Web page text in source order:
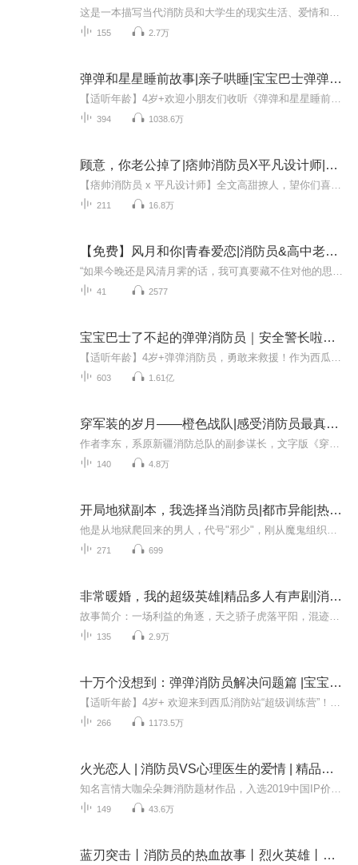
155 2.7万
弹弹和星星睡前故事|亲子哄睡|宝宝巴士弹弹消防员
394 1038.6万
顾意，你老公掉了|痞帅消防员X平凡设计师|甜宠撩文
211 16.8万
【免费】风月和你|青春爱恋|消防员&高中老师|AI多播
41 2577
宝宝巴士了不起的弹弹消防员｜安全警长啦咘啦哆新朋友
603 1.61亿
穿军装的岁月——橙色战队|感受消防员最真挚的战友情
140 4.8万
开局地狱副本，我选择当消防员|都市异能|热血爽文
271 699
非常暖婚，我的超级英雄|精品多人有声剧|消防员言情
135 2.9万
十万个没想到：弹弹消防员解决问题篇 |宝宝巴士故事
266 1173.5万
火光恋人 | 消防员VS心理医生的爱情 | 精品多人剧
149 43.6万
蓝刃突击丨消防员的热血故事丨烈火英雄丨人民的守护者丨多人有声剧